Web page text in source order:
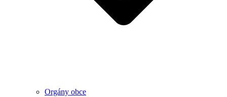
Orgány obce